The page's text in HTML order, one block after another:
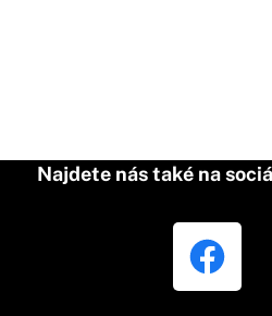
Najdete nás také na